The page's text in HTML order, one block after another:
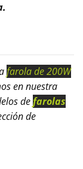
farola de 200W
en nuestra
defarolas
de